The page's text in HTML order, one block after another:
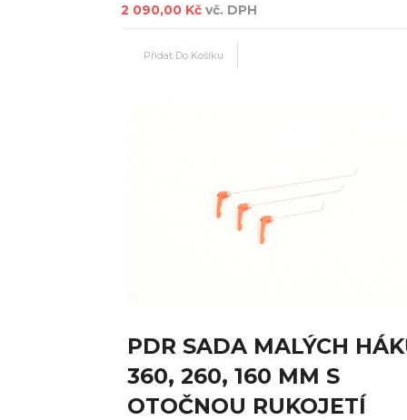
2 090,00 Kč vč. DPH
PDR SADA MALÝCH
360, 260, 160 MM S
OTOČNOU RUKOJETÍ